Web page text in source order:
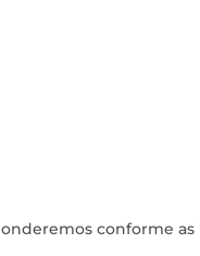
conforme as